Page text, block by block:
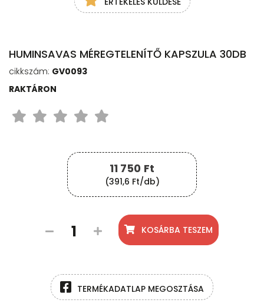
HUMINSAVAS MÉREGTELENÍTŐ KAPSZULA 30DB
cikkszám: GV0093
RAKTÁRON
11 750 Ft
(391,6 Ft/db)
KOSÁRBA TESZEM
TERMÉKADATLAP MEGOSZTÁSA